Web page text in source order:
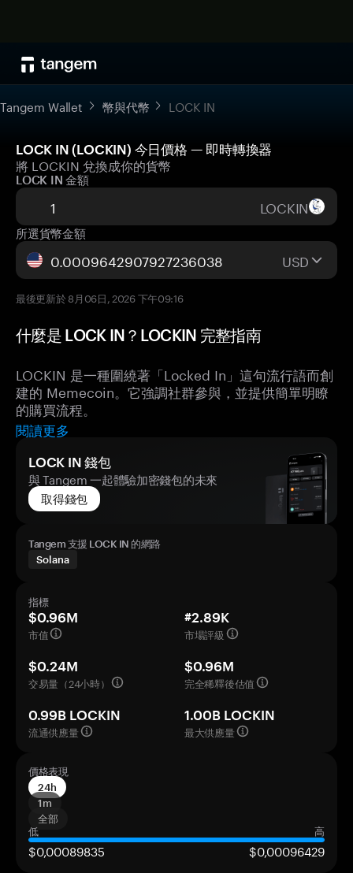
Tangem Wallet 幣與代幣 LOCK IN
LOCK IN (LOCKIN) 今日價格 — 即時轉換器
將 LOCKIN 兌換成你的貨幣
LOCK IN 金額
LOCKIN
所選貨幣金額
USD
最後更新於 8月06日, 2026 下午09:16
什麼是 LOCK IN？LOCKIN 完整指南
LOCKIN 是一種圍繞著「Locked In」這句流行語而創
建的 Memecoin。它強調社群參與，並提供簡單明瞭
的購買流程。
閱讀更多
LOCK IN 錢包
與 Tangem 一起體驗加密錢包的未來
取得錢包
Tangem 支援 LOCK IN 的網路
Solana
指標
$0.96M
市值
#2.89K
市場評級
$0.24M
交易量（24小時）
$0.96M
完全稀釋後估值
0.99B LOCKIN
流通供應量
1.00B LOCKIN
最大供應量
價格表現
24h
1m
全部
低
高
$0,00089835 $0,00096429